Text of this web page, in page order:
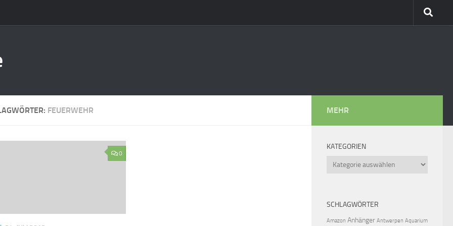
FEUERWEHR
0
MEHR
KATEGORIEN
Kategorien
SCHLAGWÖRTER
Amazon Anhänger Antwerpen Aquarium